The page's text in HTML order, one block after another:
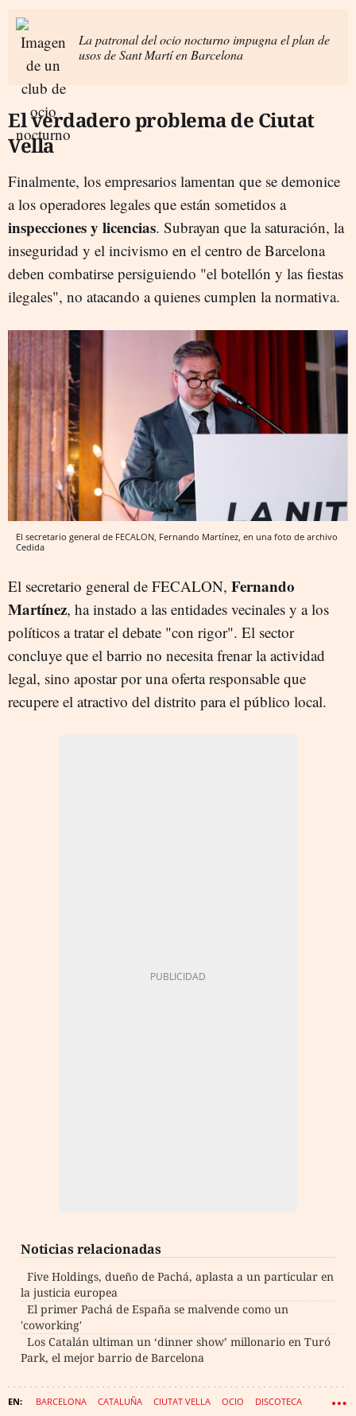
La patronal del ocio nocturno impugna el plan de
usos de Sant Martí en Barcelona
El verdadero problema de Ciutat
Vella
Finalmente, los empresarios lamentan que se demonice
a los operadores legales que están sometidos a
inspecciones y licencias. Subrayan que la saturación, la
inseguridad y el incivismo en el centro de Barcelona
deben combatirse persiguiendo "el botellón y las fiestas
ilegales", no atacando a quienes cumplen la normativa.
El secretario general de FECALON, Fernando Martínez, en una foto de archivo
Cedida
El secretario general de FECALON, Fernando
Martínez, ha instado a las entidades vecinales y a los
políticos a tratar el debate "con rigor". El sector
concluye que el barrio no necesita frenar la actividad
legal, sino apostar por una oferta responsable que
recupere el atractivo del distrito para el público local.
Noticias relacionadas
Five Holdings, dueño de Pachá, aplasta a un particular en
la justicia europea
El primer Pachá de España se malvende como un
'coworking'
Los Catalán ultiman un ‘dinner show’ millonario en Turó
Park, el mejor barrio de Barcelona
BARCELONA CATALUÑA CIUTAT VELLA OCIO DISCOTECA